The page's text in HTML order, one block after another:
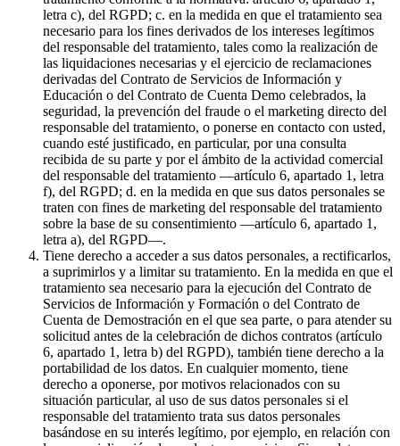
letra c), del RGPD; c. en la medida en que el tratamiento sea
necesario para los fines derivados de los intereses legítimos
del responsable del tratamiento, tales como la realización de
las liquidaciones necesarias y el ejercicio de reclamaciones
derivadas del Contrato de Servicios de Información y
Educación o del Contrato de Cuenta Demo celebrados, la
seguridad, la prevención del fraude o el marketing directo del
responsable del tratamiento, o ponerse en contacto con usted,
cuando esté justificado, en particular, por una consulta
recibida de su parte y por el ámbito de la actividad comercial
del responsable del tratamiento —artículo 6, apartado 1, letra
f), del RGPD; d. en la medida en que sus datos personales se
traten con fines de marketing del responsable del tratamiento
sobre la base de su consentimiento —artículo 6, apartado 1,
letra a), del RGPD—.
Tiene derecho a acceder a sus datos personales, a rectificarlos,
a suprimirlos y a limitar su tratamiento. En la medida en que el
tratamiento sea necesario para la ejecución del Contrato de
Servicios de Información y Formación o del Contrato de
Cuenta de Demostración en el que sea parte, o para atender su
solicitud antes de la celebración de dichos contratos (artículo
6, apartado 1, letra b) del RGPD), también tiene derecho a la
portabilidad de los datos. En cualquier momento, tiene
derecho a oponerse, por motivos relacionados con su
situación particular, al uso de sus datos personales si el
responsable del tratamiento trata sus datos personales
basándose en su interés legítimo, por ejemplo, en relación con